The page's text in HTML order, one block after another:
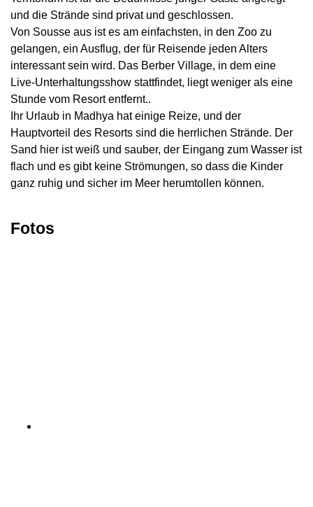
und die Strände sind privat und geschlossen.
Von Sousse aus ist es am einfachsten, in den Zoo zu
gelangen, ein Ausflug, der für Reisende jeden Alters
interessant sein wird. Das Berber Village, in dem eine
Live-Unterhaltungsshow stattfindet, liegt weniger als eine
Stunde vom Resort entfernt..
Ihr Urlaub in Madhya hat einige Reize, und der
Hauptvorteil des Resorts sind die herrlichen Strände. Der
Sand hier ist weiß und sauber, der Eingang zum Wasser ist
flach und es gibt keine Strömungen, so dass die Kinder
ganz ruhig und sicher im Meer herumtollen können.
Fotos